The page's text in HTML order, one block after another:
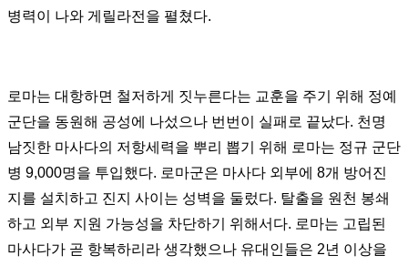
병력이 나와 게릴라전을 펼쳤다.
로마는 대항하면 철저하게 짓누른다는 교훈을 주기 위해 정예
군단을 동원해 공성에 나섰으나 번번이 실패로 끝났다. 천명
남짓한 마사다의 저항세력을 뿌리 뽑기 위해 로마는 정규 군단
병 9,000명을 투입했다. 로마군은 마사다 외부에 8개 방어진
지를 설치하고 진지 사이는 성벽을 둘렀다. 탈출을 원천 봉쇄
하고 외부 지원 가능성을 차단하기 위해서다. 로마는 고립된
마사다가 곧 항복하리라 생각했으나 유대인들은 2년 이상을